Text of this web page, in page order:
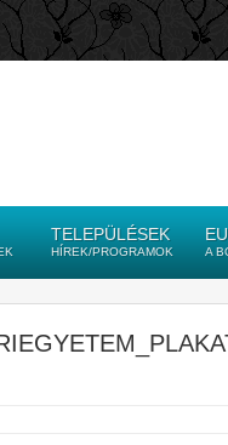
TELEPÜLÉSEK
HÍREK/PROGRAMOK A